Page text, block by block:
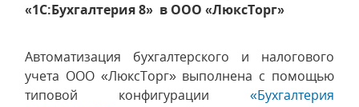
«1С:Бухгалтерия 8» в ООО «ЛюксТорг»
Автоматизация бухгалтерского и налогового
учета ООО «ЛюксТорг» выполнена с помощью
типовой конфигурации «Бухгалтерия